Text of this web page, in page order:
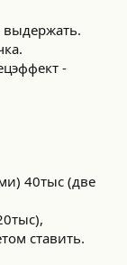
выдержать.
-
40тыс (две
ставить.